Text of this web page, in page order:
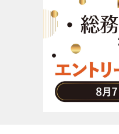
FM・オフィス移転
テクノロジー活用・DX
助成金・補助金・コスト
アウトソーシング・BPO